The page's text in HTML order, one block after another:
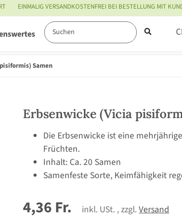
EINMALIG VERSANDKOSTENFREI BEI BESTELLUNG MIT
Service
Samen
Erbsenwicke (Vicia
Die Erbsenwicke ist eine
Früchten.
Inhalt: Ca. 20 Samen
Samenfeste Sorte, Keimfähigkeit
4,36 Fr. inkl. USt. , zzgl. Versand